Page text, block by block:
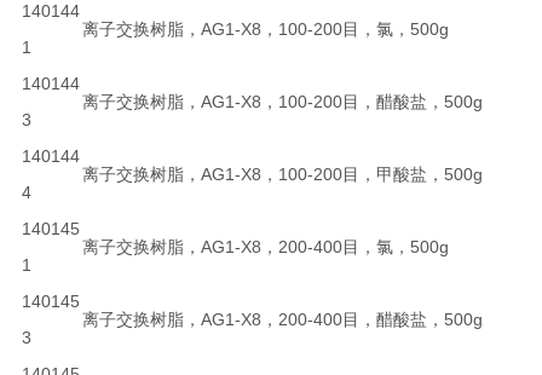
140144
1
离子交换树脂，AG1-X8，100-200目，氯，500g
140144
3
离子交换树脂，AG1-X8，100-200目，醋酸盐，500g
140144
4
离子交换树脂，AG1-X8，100-200目，甲酸盐，500g
140145
1
离子交换树脂，AG1-X8，200-400目，氯，500g
140145
3
离子交换树脂，AG1-X8，200-400目，醋酸盐，500g